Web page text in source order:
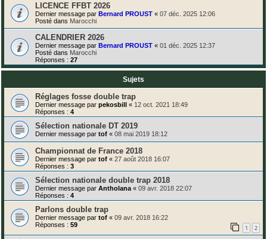
LICENCE FFBT 2026
Dernier message par Bernard PROUST « 07 déc. 2025 12:06
Posté dans Marocchi
CALENDRIER 2026
Dernier message par Bernard PROUST « 01 déc. 2025 12:37
Posté dans Marocchi
Réponses : 27
Sujets
Réglages fosse double trap
Dernier message par pekosbill « 12 oct. 2021 18:49
Réponses : 4
Sélection nationale DT 2019
Dernier message par tof « 08 mai 2019 18:12
Championnat de France 2018
Dernier message par tof « 27 août 2018 16:07
Réponses : 3
Sélection nationale double trap 2018
Dernier message par Antholana « 09 avr. 2018 22:07
Réponses : 4
Parlons double trap
Dernier message par tof « 09 avr. 2018 16:22
Réponses : 59 1 2